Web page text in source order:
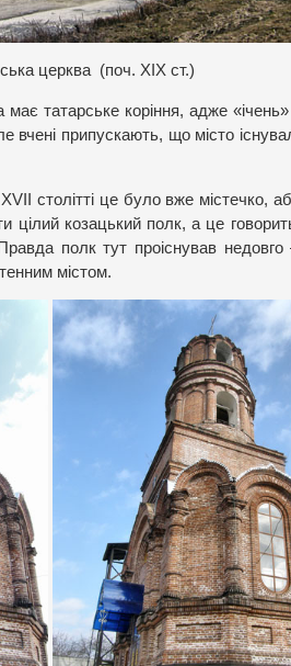
церква (поч. ХІХ ст.)
має татарське коріння, адже
вчені припускають, що місто
столітті це було вже містечко,
цілий козацький полк, а це
полк тут проіснував недовго
містом.